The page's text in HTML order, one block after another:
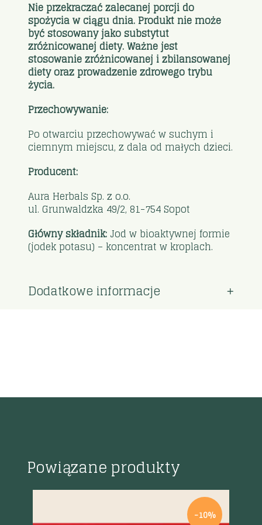
Nie przekraczać zalecanej porcji do
spożycia w ciągu dnia. Produkt nie może
być stosowany jako substytut
zróżnicowanej diety. Ważne jest
stosowanie zróżnicowanej i zbilansowanej
diety oraz prowadzenie zdrowego trybu
życia.
Przechowywanie:
Po otwarciu przechowywać w suchym i
ciemnym miejscu, z dala od małych dzieci.
Producent:
Aura Herbals Sp. z o.o.
ul. Grunwaldzka 49/2, 81-754 Sopot
Główny składnik:Jod w bioaktywnej formie
(jodek potasu) – koncentrat w kroplach.
Dodatkowe informacje
Powiązane produkty
-10%